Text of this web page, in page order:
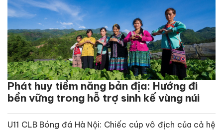
Phát huy tiềm năng bản địa: Hướng đi
bền vững trong hỗ trợ sinh kế vùng núi
U11 CLB Bóng đá Hà Nội: Chiếc cúp vô địch của cả hệ